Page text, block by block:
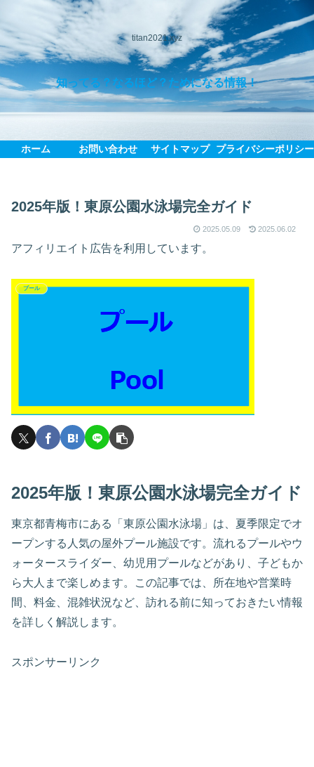
titan2021.xyz
知ってる？なるほど？ためになる情報！
ホーム お問い合わせ サイトマップ プライバシーポリシー
2025年版！東原公園水泳場完全ガイド
2025.05.09 2025.06.02
アフィリエイト広告を利用しています。
プール
2025年版！東原公園水泳場完全ガイド
東京都青梅市にある「東原公園水泳場」は、夏季限定でオ
ープンする人気の屋外プール施設です。流れるプールやウ
ォータースライダー、幼児用プールなどがあり、子どもか
ら大人まで楽しめます。この記事では、所在地や営業時
間、料金、混雑状況など、訪れる前に知っておきたい情報
を詳しく解説します。
スポンサーリンク